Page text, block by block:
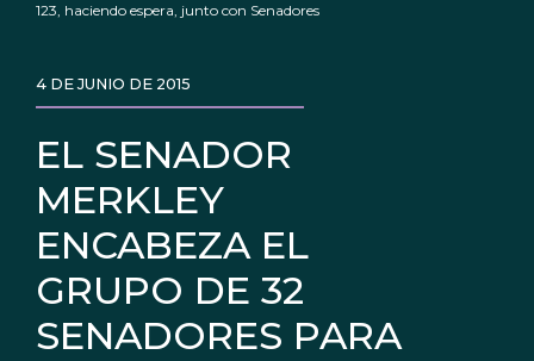
123, haciendo espera, junto con Senadores
EL SENADOR
MERKLEY
ENCABEZA EL
GRUPO DE 32
SENADORES PARA
4 DE JUNIO DE 2015